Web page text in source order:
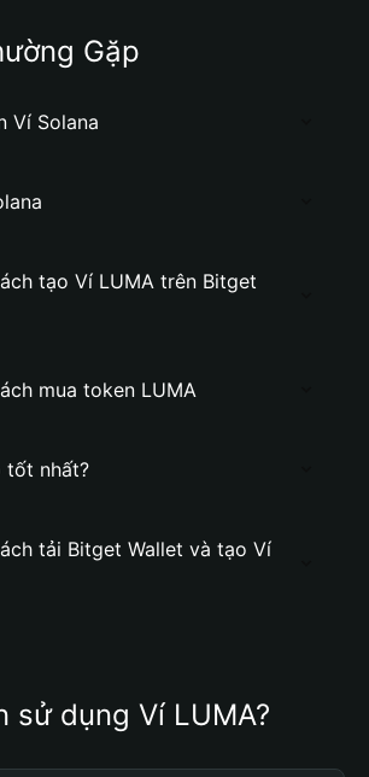
Gặp
Ví Solana
tạo Ví LUMA trên Bitget
mua token LUMA
tốt nhất?
tải Bitget Wallet và tạo Ví
sử dụng Ví LUMA?